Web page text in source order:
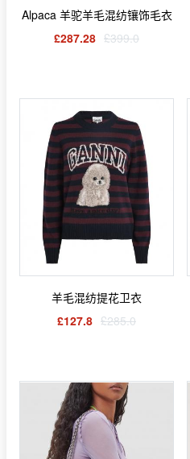
Alpaca 羊驼羊毛混纺镶饰毛衣
£287.28 £399.0
羊毛混纺提花卫衣
£127.8 £285.0